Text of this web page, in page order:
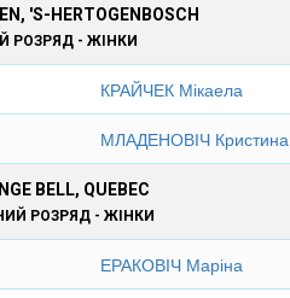
'S-HERTOGENBOSCH
РОЗРЯД - ЖІНКИ
КРАЙЧЕК Мікаела
МЛАДЕНОВІЧ Кристина
BELL, QUEBEC
РОЗРЯД - ЖІНКИ
ЕРАКОВІЧ Маріна